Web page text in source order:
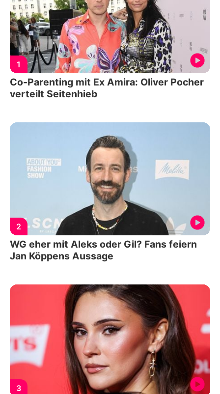
1
Co-Parenting mit Ex Amira: Oliver Pocher
verteilt Seitenhieb
2
WG eher mit Aleks oder Gil? Fans feiern
Jan Köppens Aussage
3